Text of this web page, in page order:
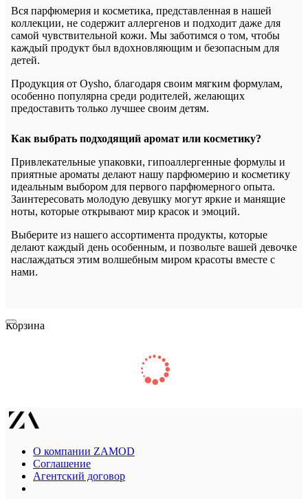
Вся парфюмерия и косметика, представленная в нашей
коллекции, не содержит аллергенов и подходит даже для
самой чувствительной кожи. Мы заботимся о том, чтобы
каждый продукт был вдохновляющим и безопасным для
детей.
Продукция от Oysho, благодаря своим мягким формулам,
особенно популярна среди родителей, желающих
предоставить только лучшее своим детям.
Как выбрать подходящий аромат или косметику?
Привлекательные упаковки, гипоаллергенные формулы и
приятные ароматы делают нашу парфюмерию и косметику
идеальным выбором для первого парфюмерного опыта.
Заинтересовать молодую девушку могут яркие и манящие
ноты, которые открывают мир красок и эмоций.
Выберите из нашего ассортимента продукты, которые
делают каждый день особенным, и позвольте вашей девочке
наслаждаться этим волшебным миром красоты вместе с
нами.
Корзина
О компании ZAMOD
Соглашение
Агентский договор